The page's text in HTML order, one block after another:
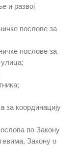
и развој
послове за
послове за
за координацију
по Закону
Закону о